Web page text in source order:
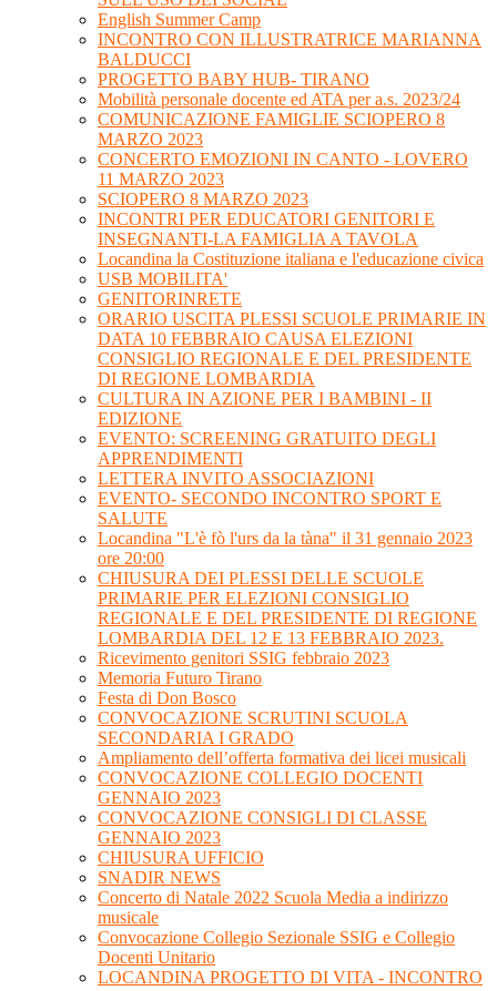
English Summer Camp
INCONTRO CON ILLUSTRATRICE MARIANNA
BALDUCCI
PROGETTO BABY HUB- TIRANO
Mobilità personale docente ed ATA per a.s. 2023/24
COMUNICAZIONE FAMIGLIE SCIOPERO 8
MARZO 2023
CONCERTO EMOZIONI IN CANTO - LOVERO
11 MARZO 2023
SCIOPERO 8 MARZO 2023
INCONTRI PER EDUCATORI GENITORI E
INSEGNANTI-LA FAMIGLIA A TAVOLA
Locandina la Costituzione italiana e l'educazione civica
USB MOBILITA'
GENITORINRETE
ORARIO USCITA PLESSI SCUOLE PRIMARIE IN
DATA 10 FEBBRAIO CAUSA ELEZIONI
CONSIGLIO REGIONALE E DEL PRESIDENTE
DI REGIONE LOMBARDIA
CULTURA IN AZIONE PER I BAMBINI - II
EDIZIONE
EVENTO: SCREENING GRATUITO DEGLI
APPRENDIMENTI
LETTERA INVITO ASSOCIAZIONI
EVENTO- SECONDO INCONTRO SPORT E
SALUTE
Locandina "L'è fò l'urs da la tàna" il 31 gennaio 2023
ore 20:00
CHIUSURA DEI PLESSI DELLE SCUOLE
PRIMARIE PER ELEZIONI CONSIGLIO
REGIONALE E DEL PRESIDENTE DI REGIONE
LOMBARDIA DEL 12 E 13 FEBBRAIO 2023.
Ricevimento genitori SSIG febbraio 2023
Memoria Futuro Tirano
Festa di Don Bosco
CONVOCAZIONE SCRUTINI SCUOLA
SECONDARIA I GRADO
Ampliamento dell’offerta formativa dei licei musicali
CONVOCAZIONE COLLEGIO DOCENTI
GENNAIO 2023
CONVOCAZIONE CONSIGLI DI CLASSE
GENNAIO 2023
CHIUSURA UFFICIO
SNADIR NEWS
Concerto di Natale 2022 Scuola Media a indirizzo
musicale
Convocazione Collegio Sezionale SSIG e Collegio
Docenti Unitario
LOCANDINA PROGETTO DI VITA - INCONTRO